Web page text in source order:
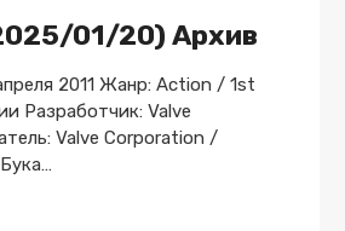
01/20) Архив
2011 Жанр: Action / 1st
Разработчик: Valve
Valve Corporation /